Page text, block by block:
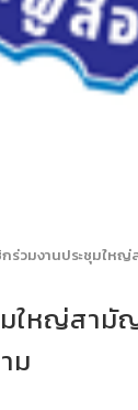
ร่วมงานประชุมใหญ่
ใหญ่สามั
ม